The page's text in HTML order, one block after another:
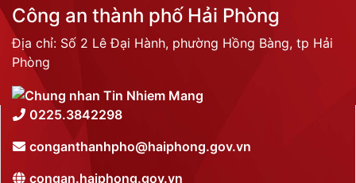
Công an thành phố Hải Phòng
Địa chỉ: Số 2 Lê Đại Hành, phường Hồng Bàng, tp Hải
Phòng
0225.3842298
conganthanhpho@haiphong.gov.vn
congan.haiphong.gov.vn